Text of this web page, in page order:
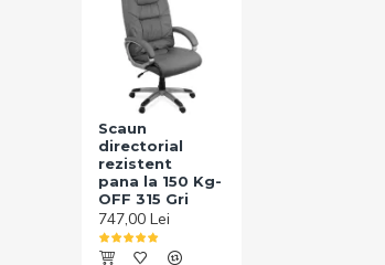
Scaun
directorial
rezistent
pana la 150 Kg-
OFF 315 Gri
747,00 Lei